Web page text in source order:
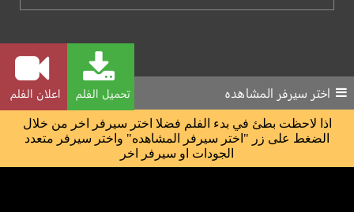
تحميل الفلم اعلان الفلم اختر سيرفر المشاهده
اذا لاحظت بطئ في بدء الفلم فضلا اختر سيرفر اخر من خلال
الضغط على زر "اختر سيرفر المشاهده" واختر سيرفر متعدد
الجودات او سيرفر اخر